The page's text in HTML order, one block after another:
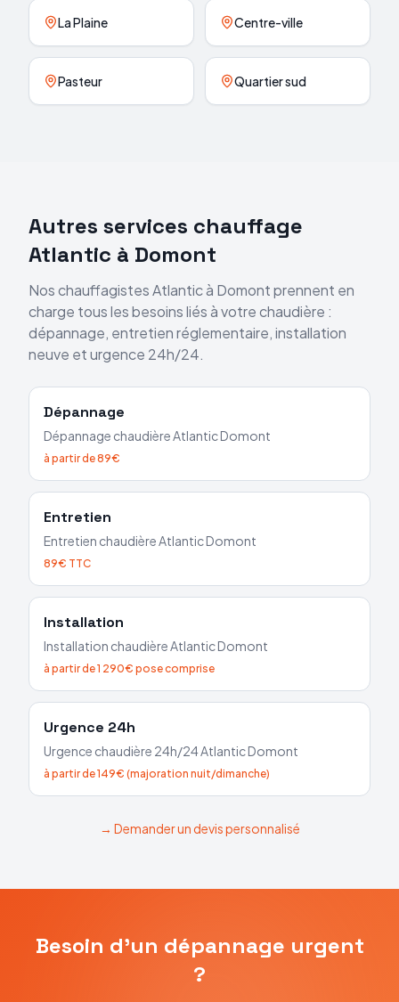
La Plaine Centre-ville
Pasteur Quartier sud
Autres services chauffage
Atlantic à Domont
Nos chauffagistesAtlanticà Domontprennent en
charge tous les besoins liés à votre chaudière :
dépannage, entretien réglementaire, installation
neuve et urgence 24h/24.
Dépannage
Dépannage chaudièreAtlanticDomont
à partir de 89€
Entretien
Entretien chaudièreAtlanticDomont
89€ TTC
Installation
Installation chaudièreAtlanticDomont
à partir de 1 290€ pose comprise
Urgence 24h
Urgence chaudière 24h/24AtlanticDomont
à partir de 149€ (majoration nuit/dimanche)
→ Demander un devis personnalisé
Besoin d'un dépannage urgent
?